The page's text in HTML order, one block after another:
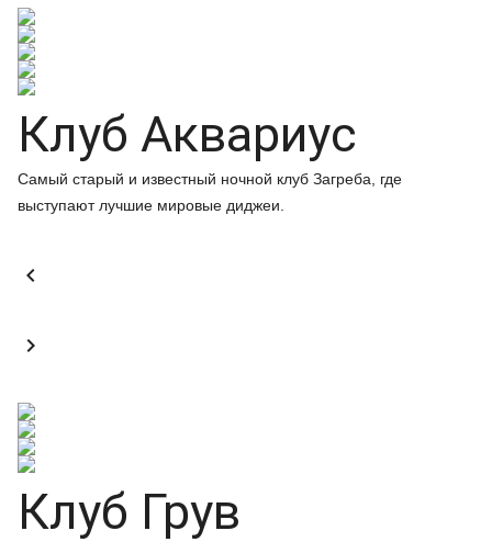
Клуб Аквариус
Самый старый и известный ночной клуб Загреба, где
выступают лучшие мировые диджеи.


Клуб Грув